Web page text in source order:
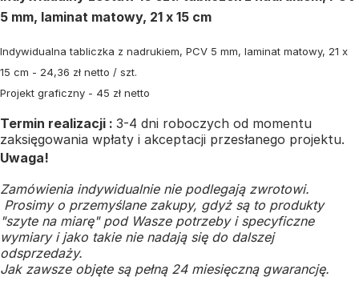
5 mm, laminat matowy, 21 x 15 cm
Indywidualna tabliczka z nadrukiem, PCV 5 mm, laminat matowy, 21 x
15 cm - 24,36 zł netto / szt.
Projekt graficzny - 45 zł netto
Termin realizacji : 3-4 dni roboczych od momentu
zaksięgowania wpłaty i akceptacji przesłanego projektu.
Uwaga!
Zamówienia indywidualnie nie podlegają zwrotowi.
Prosimy o przemyślane zakupy, gdyż są to produkty
"szyte na miarę" pod Wasze potrzeby i specyficzne
wymiary i jako takie nie nadają się do dalszej
odsprzedaży.
Jak zawsze objęte są pełną 24 miesięczną gwarancję.